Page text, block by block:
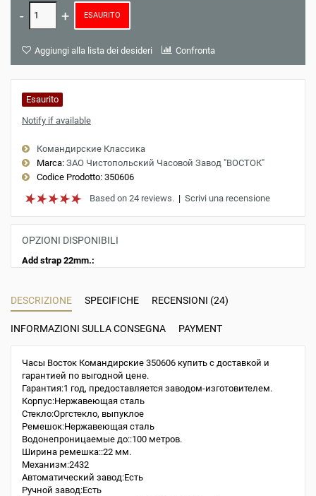
ESAURITO
Aggiungi alla lista dei desideri Confronta
Esaurito
Notify if available
Командирские Классика
Marca: ЗАО Чистопольский Часовой Завод "ВОСТОК"
Codice Prodotto: 350606
Based on 24 reviews. | Scrivi una recensione
OPZIONI DISPONIBILI
Add strap 22mm.:
DESCRIZIONE SPECIFICHE RECENSIONI (24)
INFORMAZIONI SULLA CONSEGNA PAYMENT
Часы Восток Командирские 350606 купить с доставкой и
гарантией по выгодной цене.
Гарантия:1 год, предоставляется заводом-изготовителем.
Корпус:Нержавеющая сталь
Стекло:Оргстекло, выпуклое
Ремешок:Нержавеющая сталь
Водонепроницаемые до::100 метров.
Ширина ремешка::22 мм.
Механизм:2432
Автоматический завод:Есть
Ручной завод:Есть